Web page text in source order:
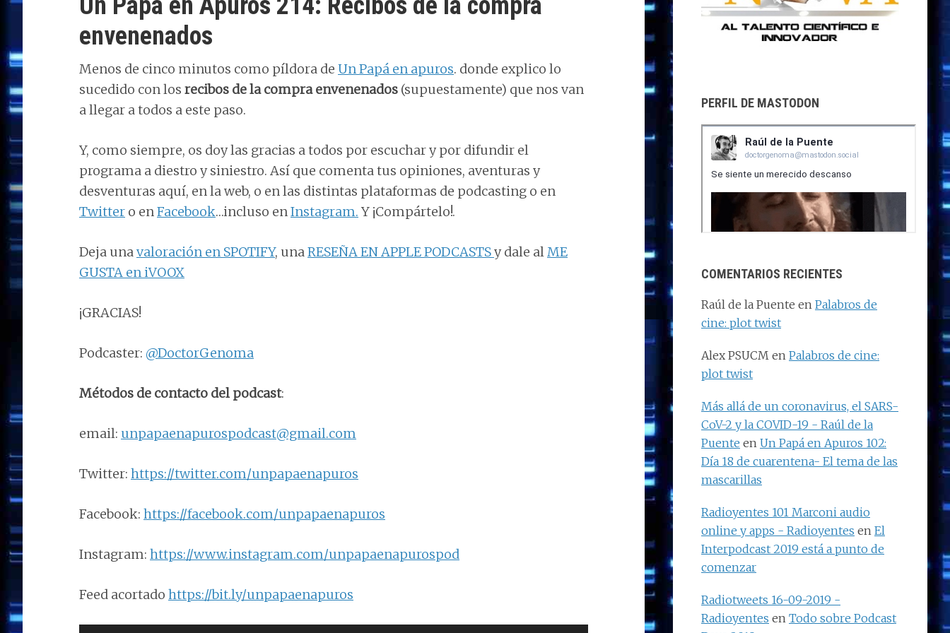
envenenados
Menos de cinco minutos como píldora de Un Papá en apuros. donde explico lo
sucedido con los recibos de la compra envenenados (supuestamente) que nos van
a llegar a todos a este paso.
Y, como siempre, os doy las gracias a todos por escuchar y por difundir el
programa a diestro y siniestro. Así que comenta tus opiniones, aventuras y
desventuras aquí, en la web, o en las distintas plataformas de podcasting o en
Twitter o enFacebook…incluso enInstagram. Y ¡Compártelo!.
Deja unavaloración en SPOTIFY, unaRESEÑA EN APPLE PODCASTSy dale alME
GUSTA en iVOOX
¡GRACIAS!
Podcaster: @DoctorGenoma
Métodos de contacto del podcast:
email: unpapaenapurospodcast@gmail.com
Twitter: https://twitter.com/unpapaenapuros
Facebook: https://facebook.com/unpapaenapuros
Instagram: https://www.instagram.com/unpapaenapurospod
Feed acortado https://bit.ly/unpapaenapuros
PERFIL DE MASTODON
COMENTARIOS RECIENTES
Raúl de la Puente en Palabros de
cine: plot twist
Alex PSUCM en Palabros de cine:
plot twist
Más allá de un coronavirus, el SARS-
CoV-2 y la COVID-19 - Raúl de la
Puente en Un Papá en Apuros 102:
Día 18 de cuarentena- El tema de las
mascarillas
Radioyentes 101 Marconi audio
online y apps - Radioyentes en El
Interpodcast 2019 está a punto de
comenzar
Radiotweets 16-09-2019 -
Radioyentes en Todo sobre Podcast